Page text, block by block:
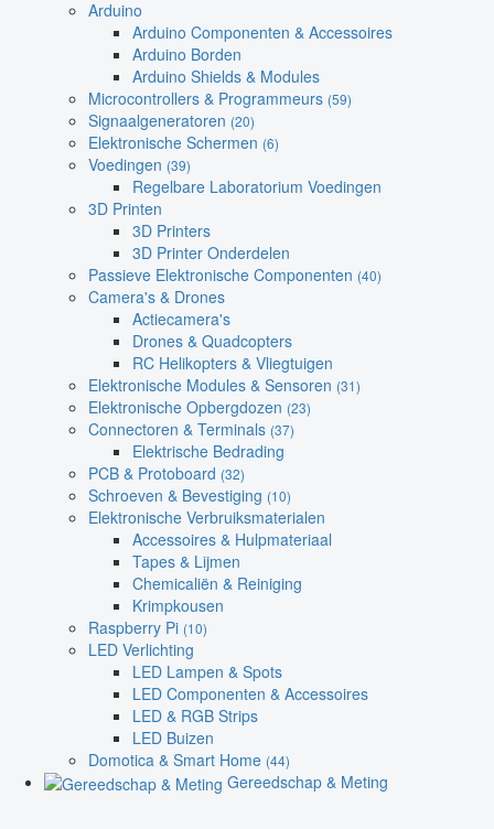
Arduino
Arduino Componenten & Accessoires
Arduino Borden
Arduino Shields & Modules
Microcontrollers & Programmeurs (59)
Signaalgeneratoren (20)
Elektronische Schermen (6)
Voedingen (39)
Regelbare Laboratorium Voedingen
3D Printen
3D Printers
3D Printer Onderdelen
Passieve Elektronische Componenten (40)
Camera's & Drones
Actiecamera's
Drones & Quadcopters
RC Helikopters & Vliegtuigen
Elektronische Modules & Sensoren (31)
Elektronische Opbergdozen (23)
Connectoren & Terminals (37)
Elektrische Bedrading
PCB & Protoboard (32)
Schroeven & Bevestiging (10)
Elektronische Verbruiksmaterialen
Accessoires & Hulpmateriaal
Tapes & Lijmen
Chemicaliën & Reiniging
Krimpkousen
Raspberry Pi (10)
LED Verlichting
LED Lampen & Spots
LED Componenten & Accessoires
LED & RGB Strips
LED Buizen
Domotica & Smart Home (44)
Gereedschap & Meting